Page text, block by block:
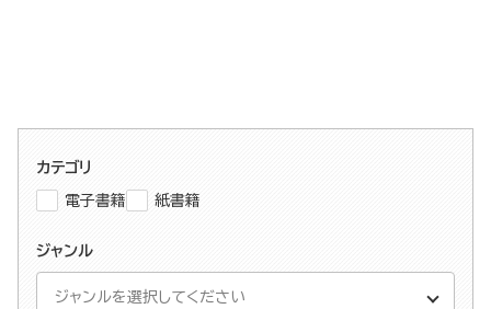
カテゴリ
電子書籍 紙書籍
ジャンル